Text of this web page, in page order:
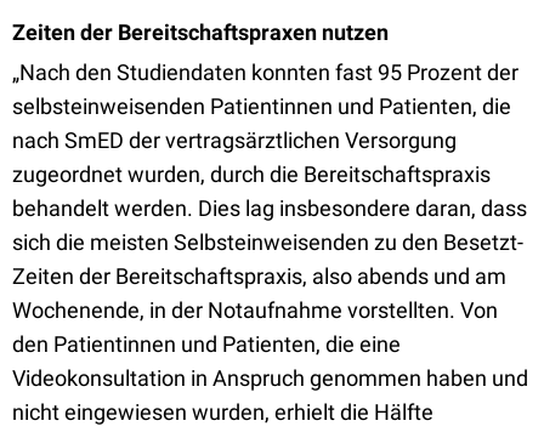
Zeiten der Bereitschaftspraxen nutzen
„Nach den Studiendaten konnten fast 95 Prozent der
selbsteinweisenden Patientinnen und Patienten, die
nach SmED der vertragsärztlichen Versorgung
zugeordnet wurden, durch die Bereitschaftspraxis
behandelt werden. Dies lag insbesondere daran, dass
sich die meisten Selbsteinweisenden zu den Besetzt-
Zeiten der Bereitschaftspraxis, also abends und am
Wochenende, in der Notaufnahme vorstellten. Von
den Patientinnen und Patienten, die eine
Videokonsultation in Anspruch genommen haben und
nicht eingewiesen wurden, erhielt die Hälfte